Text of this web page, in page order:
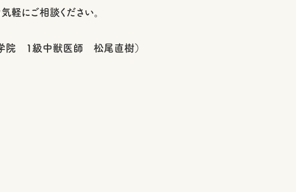
軽にご相談ください。
医師 松尾直樹）